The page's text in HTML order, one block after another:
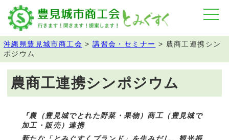
沖縄県豊見城市商工会 >講習会・セミナー > 農商工連携シン
ポジウム
農商工連携シンポジウム
『農（豊見城でとれた野菜・果物）商工（豊見城で
加工・販売）連携